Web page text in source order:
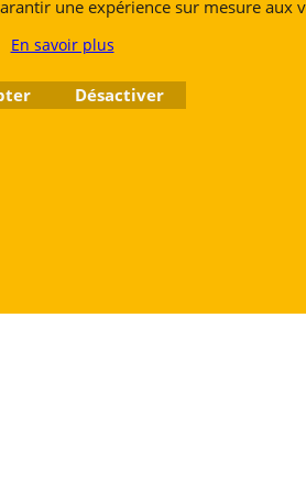
10000€ - N°BE1007294916
une expérience sur mesure aux
En savoir plus
Désactiver